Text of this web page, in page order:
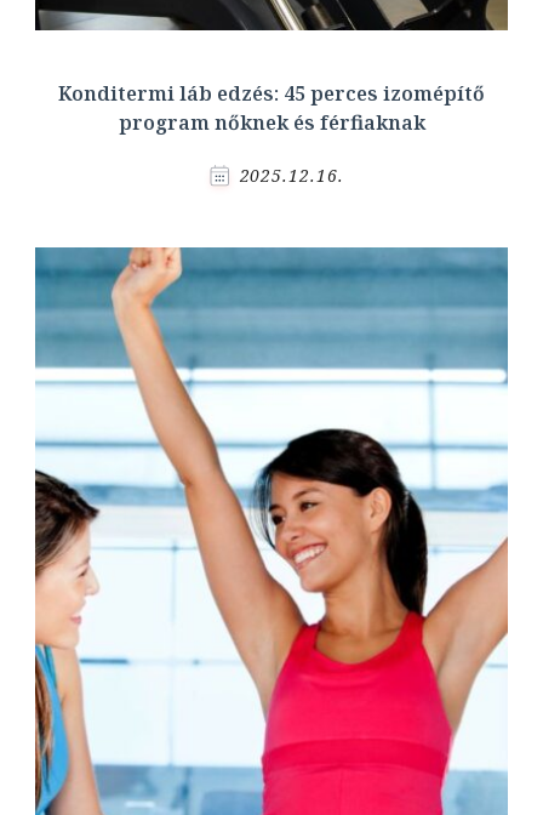
Konditermi láb edzés: 45 perces izomépítő
program nőknek és férfiaknak
2025.12.16.